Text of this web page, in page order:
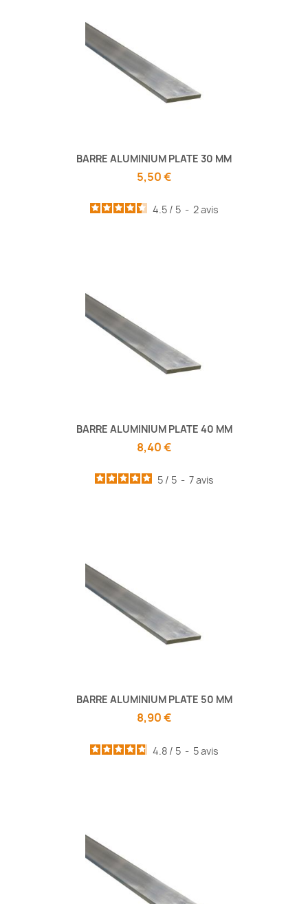
BARRE ALUMINIUM PLATE 30 MM
5,50 €
4.5 / 5 - 2avis
BARRE ALUMINIUM PLATE 40 MM
8,40 €
5 / 5 - 7avis
BARRE ALUMINIUM PLATE 50 MM
8,90 €
4.8 / 5 - 5avis